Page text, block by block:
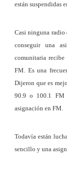
están suspendidas
Casi ninguna radio
conseguir una
comunitaria
FM. Es una
Dijeron que es
90.9 o 100.1 FM
asignación en FM.
Todavía están
sencillo y una